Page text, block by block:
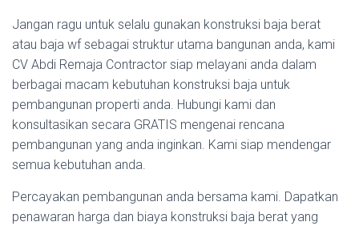
Jangan ragu untuk selalu gunakan konstruksi baja berat
atau baja wf sebagai struktur utama bangunan anda, kami
CV Abdi Remaja Contractor siap melayani anda dalam
berbagai macam kebutuhan konstruksi baja untuk
pembangunan properti anda. Hubungi kami dan
konsultasikan secara GRATIS mengenai rencana
pembangunan yang anda inginkan. Kami siap mendengar
semua kebutuhan anda.
Percayakan pembangunan anda bersama kami. Dapatkan
penawaran harga dan biaya konstruksi baja berat yang